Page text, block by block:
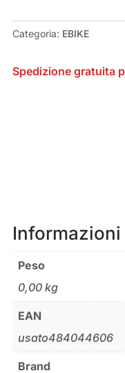
Categoria: EBIKE
Spedizione gratuita
Peso
0,00 kg
EAN
usato484044606
Brand